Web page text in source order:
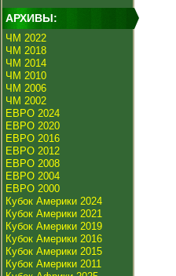
АРХИВЫ:
ЧМ 2022
ЧМ 2018
ЧМ 2014
ЧМ 2010
ЧМ 2006
ЧМ 2002
ЕВРО 2024
ЕВРО 2020
ЕВРО 2016
ЕВРО 2012
ЕВРО 2008
ЕВРО 2004
ЕВРО 2000
Кубок Америки 2024
Кубок Америки 2021
Кубок Америки 2019
Кубок Америки 2016
Кубок Америки 2015
Кубок Америки 2011